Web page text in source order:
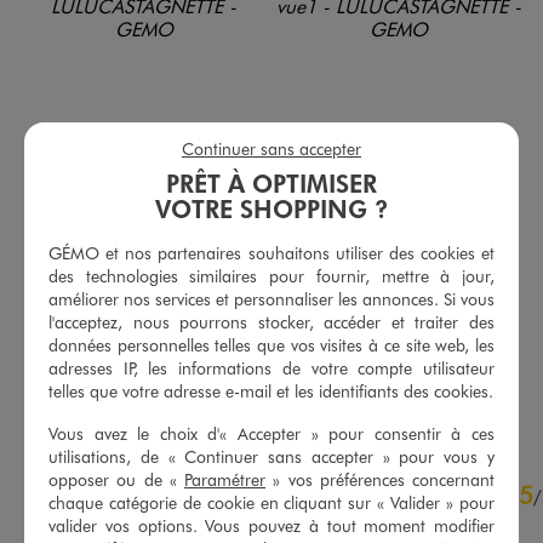
Jupe short en coton femme - LuluCastagnette x Alizée
19,99 €
-50% sur le 2ème produit d'été
5/5 de moyenne
(18 avis)
AJOUTERAU PANIER
Robe pull en maille côtelée femme - LuluCastagnette x Alizée
19,99 €
-50% sur le 2ème produit d'été
5/5 de moyenne
(1 avis)
AJOUTER AU PANIER
4.9/5 5/
Avis vérifié et récompensé
PRÊT À OPTIMISER
VOTRE SHOPPING ?
GÉMO et nos partenaires souhaitons utiliser des cookies et
des technologies similaires pour fournir, mettre à jour,
améliorer nos services et personnaliser les annonces. Si vous
l'acceptez, nous pourrons stocker, accéder et traiter des
données personnelles telles que vos visites à ce site web, les
adresses IP, les informations de votre compte utilisateur
telles que votre adresse e-mail et les identifiants des cookies.
Vous avez le choix d'« Accepter » pour consentir à ces
utilisations, de « Continuer sans accepter » pour vous y
opposer ou de « Paramétrer » vos préférences concernant
chaque catégorie de cookie en cliquant sur « Valider » pour
valider vos options. Vous pouvez à tout moment modifier
Continuer sans accepter